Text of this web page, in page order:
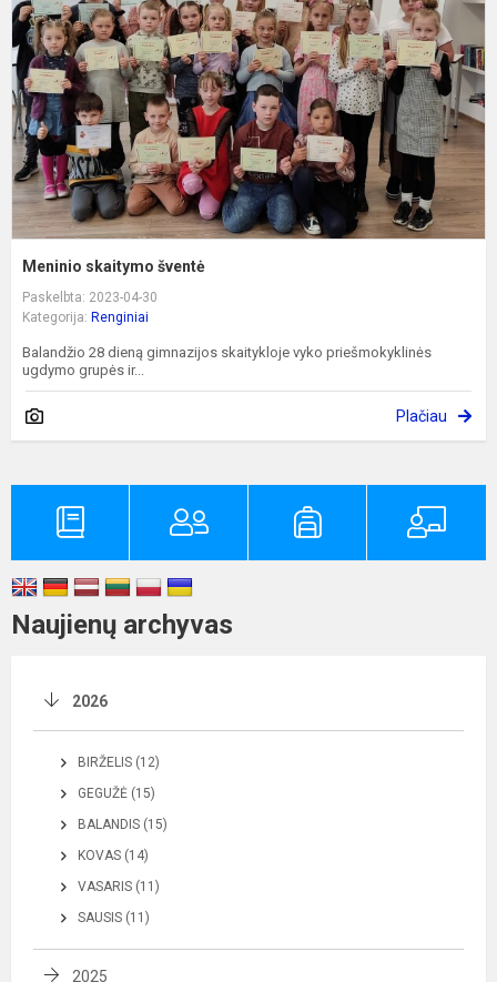
Meninio skaitymo šventė
Paskelbta: 2023-04-30
Kategorija: Renginiai
Balandžio 28 dieną gimnazijos skaitykloje vyko priešmokyklinės
ugdymo grupės ir...
Plačiau
Naujienų archyvas
2026
BIRŽELIS (12)
GEGUŽĖ (15)
BALANDIS (15)
KOVAS (14)
VASARIS (11)
SAUSIS (11)
2025